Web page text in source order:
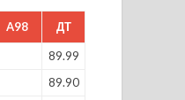
A98 ДТ
89.99
89.90